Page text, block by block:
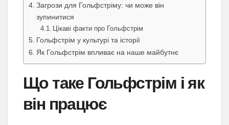
Загрози для Гольфстріму: чи може він
зупинитися
Цікаві факти про Гольфстрім
Гольфстрім у культурі та історії
Як Гольфстрім впливає на наше майбутнє
Що таке Гольфстрім і як
він працює